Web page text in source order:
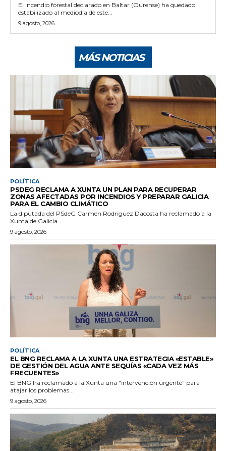
El incendio forestal declarado en Baltar (Ourense) ha quedado
estabilizado al mediodía de este...
9 agosto, 2026
MÁS NOTICIAS
POLÍTICA
PSDEG RECLAMA A XUNTA UN PLAN PARA RECUPERAR
ZONAS AFECTADAS POR INCENDIOS Y PREPARAR GALICIA
PARA EL CAMBIO CLIMÁTICO
La diputada del PSdeG Carmen Rodríguez Dacosta ha reclamado a la
Xunta de Galicia...
9 agosto, 2026
POLÍTICA
EL BNG RECLAMA A LA XUNTA UNA ESTRATEGIA «ESTABLE»
DE GESTIÓN DEL AGUA ANTE SEQUÍAS «CADA VEZ MÁS
FRECUENTES»
El BNG ha reclamado a la Xunta una "intervención urgente" para
atajar los problemas...
9 agosto, 2026